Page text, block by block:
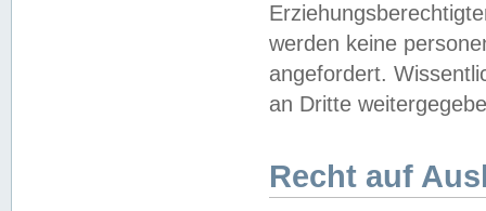
werden keine
angefordert.
an Dritte
Recht auf